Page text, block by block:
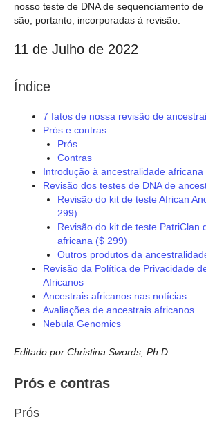
nosso teste de DNA de sequenciamento
são, portanto, incorporadas à revisão.
11 de Julho de 2022
Índice
7 fatos de nossa revisão de
Prós e contras
Prós
Contras
Introdução à ancestralidade africana
Revisão dos testes de DNA de
Revisão do kit de teste African
299)
Revisão do kit de teste PatriClan
africana ($ 299)
Outros produtos da
Revisão da Política de Privacidade
Africanos
Ancestrais africanos nas notícias
Avaliações de ancestrais africanos
Nebula Genomics
Editado por Christina Swords, Ph.D.
Prós e contras
Prós